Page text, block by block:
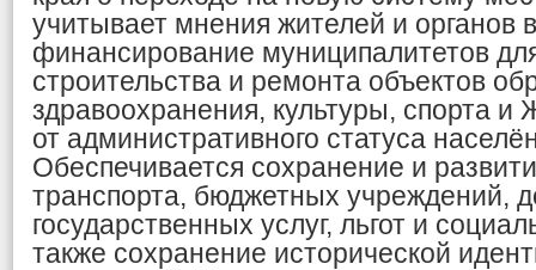
учитывает мнения жителей и органов
финансирование муниципалитетов
строительства и ремонта объектов
здравоохранения, культуры, спорта
от административного статуса
Обеспечивается сохранение и
транспорта, бюджетных учреждений,
государственных услуг, льгот и
также сохранение исторической